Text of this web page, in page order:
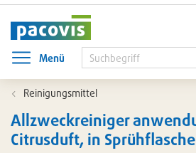
Menü
Menü öffnen
Reinigungsmittel
Allzweckreiniger
Citrusduft, in Sprühflasche